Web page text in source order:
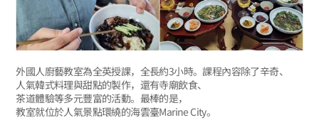
外國人廚藝教室為全英授課，全長約3小時。課程內容除了辛奇、
人氣韓式料理與甜點的製作，還有寺廟飲食、
茶道體驗等多元豐富的活動。最棒的是，
教室就位於人氣景點環繞的海雲臺Marine City。